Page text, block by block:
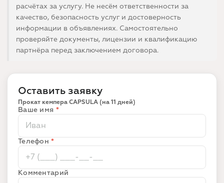
расчётах за услугу. Не несём ответственности за
качество, безопасность услуг и достоверность
информации в объявлениях. Самостоятельно
проверяйте документы, лицензии и квалификацию
партнёра перед заключением договора.
Оставить заявку
Прокат кемпера CAPSULA (на 11 дней)
Ваше имя *
Телефон*
Комментарий